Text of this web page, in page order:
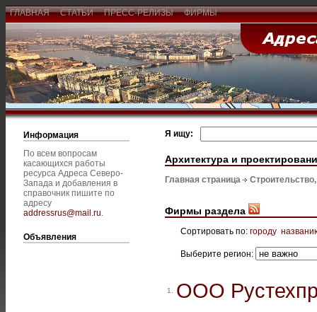
ГЛАВНАЯ СТАТЬИ ПРЕСС-РЕЛИЗЫ ФИРМЫ
Информация
По всем вопросам
касающихся работы
ресурса Адреса Северо-
Запада и добавления в
справочник пишите по
адресу
addressrus@mail.ru.
Объявления
Я ищу:
Архитектура и
Главная страница
Фирмы раздела
Сортировать по: городу
Выберите регион:
1. ООО